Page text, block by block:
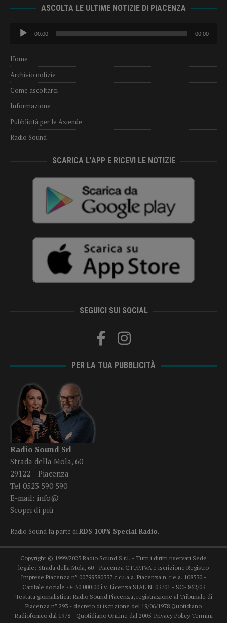
ASCOLTA LE ULTIME NOTIZIE DI PIACENZA
Audio
Player
00:00 00:00
Home
Archivio notizie
Come ascoltarci
Informazione
Pubblicità per le Aziende
Radio Sound
SCARICA L’APP E RICEVI LE NOTIZIE
SEGUICI SUI SOCIAL
PER LA TUA PUBBLICITÀ
Radio Sound Srl
Strada della Mola, 60
29122 – Piacenza
Tel 0523 590 590
E-mail: info@
Scopri di più
Radio Sound fa parte diRDS 100% Special Radio.
Copyright © 1999/2025 Radio Sound S.r.l. - Tutti i diritti riservati Sede
legale: Strada della Mola, 60 - Piacenza C.F./P.IVA e iscrizione Registro
Imprese Piacenza n° 00799580337 c.c.i.a.a. Piacenza n. r.e.a. 108530 -
Capitale sociale - € 50.000,00 i.v. Licenza SIAE N. 03701 - SCF 862/03
Testata giornalistica: Radio Sound Piacenza, registrazione al Tribunale di
Piacenza n° 293 - decreto di iscrizione del 19/06/1978 Quotidiano
Radiofonico dal 1978 - Quotidiano OnLine dal 2005. Privacy Policy Termini